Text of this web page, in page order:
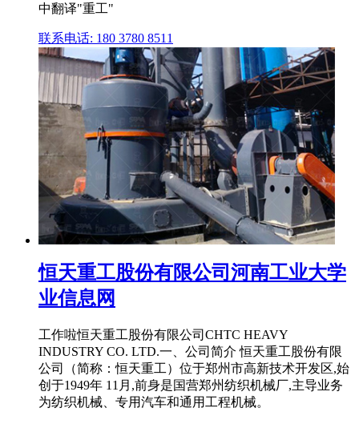
中翻译"重工"
联系电话: 180 3780 8511
恒天重工股份有限公司河南工业大学
业信息网
工作啦恒天重工股份有限公司CHTC HEAVY
INDUSTRY CO. LTD.一、公司简介 恒天重工股份有限
公司（简称：恒天重工）位于郑州市高新技术开发区,始
创于1949年 11月,前身是国营郑州纺织机械厂,主导业务
为纺织机械、专用汽车和通用工程机械。